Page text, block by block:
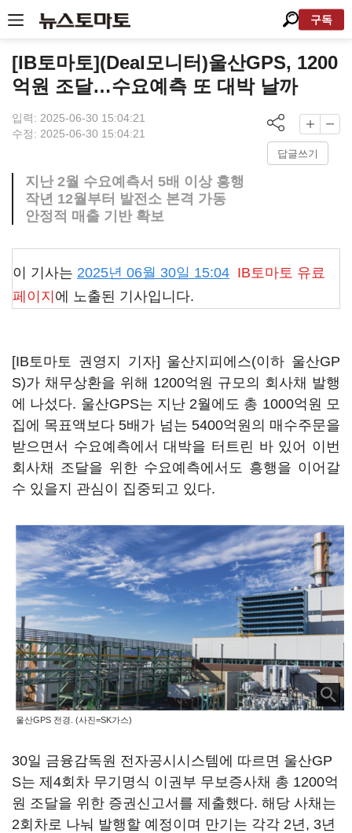
구독
[IB토마토](Deal모니터)울산GPS, 1200
억원 조달…수요예측 또 대박 날까
입력: 2025-06-30 15:04:21
수정: 2025-06-30 15:04:21
답글쓰기
지난 2월 수요예측서 5배 이상 흥행
작년 12월부터 발전소 본격 가동
안정적 매출 기반 확보
이 기사는 2025년 06월 30일 15:04 IB토마토 유료
페이지 에 노출된 기사입니다.
[IB토마토 권영지 기자] 울산지피에스(이하 울산GP
S)가 채무상환을 위해 1200억원 규모의 회사채 발행
에 나섰다. 울산GPS는 지난 2월에도 총 1000억원 모
집에 목표액보다 5배가 넘는 5400억원의 매수주문을
받으면서 수요예측에서 대박을 터트린 바 있어 이번
회사채 조달을 위한 수요예측에서도 흥행을 이어갈
수 있을지 관심이 집중되고 있다.
울산GPS 전경. (사진=SK가스)
30일 금융감독원 전자공시시스템에 따르면 울산GP
S는 제4회차 무기명식 이권부 무보증사채 총 1200억
원 조달을 위한 증권신고서를 제출했다. 해당 사채는
2회차로 나눠 발행할 예정이며 만기는 각각 2년, 3년